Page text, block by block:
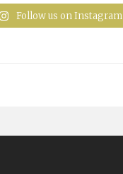
Follow us on Instagram